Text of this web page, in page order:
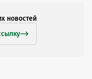
новостей